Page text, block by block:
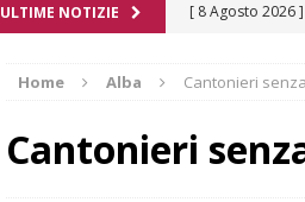
ULTIME NOTIZIE [ 8 Agosto 2026 ]
[ 8 Agosto 2026 ]
rotatoria
Home Alba Cantonieri
Cantonieri